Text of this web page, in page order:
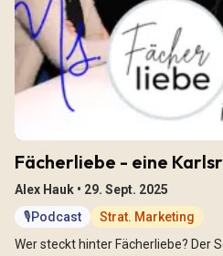
Fächerliebe - eine
Alex Hauk • 29. Sept. 2025
🎙️Podcast
Strat. Marketing
Wer steckt hinter Fächerliebe? Der